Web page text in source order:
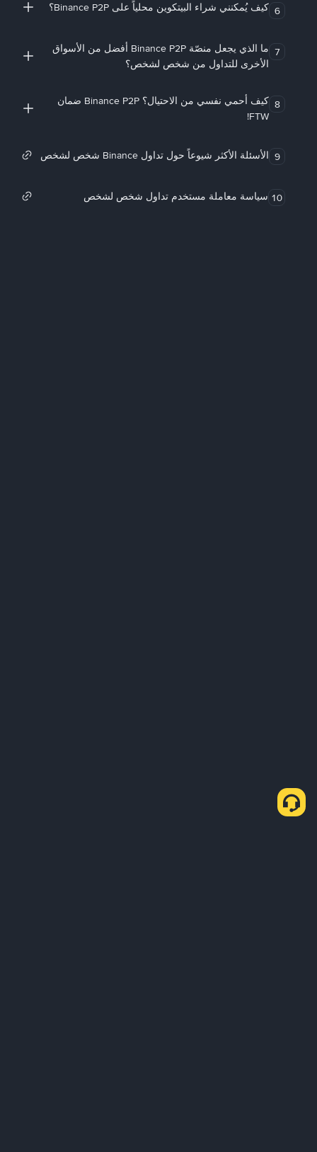
6 كيف يُمكنني شراء البيتكوين محلياً على Binance P2P؟
7
ما الذي يجعل منصّة Binance P2P أفضل من الأسواق
الأخرى للتداول من شخص لشخص؟
8
كيف أحمي نفسي من الاحتيال؟ Binance P2P ضمان
FTW!
9 الأسئلة الأكثر شيوعاً حول تداول Binance شخص لشخص
10 سياسة معاملة مستخدم تداول شخص لشخص